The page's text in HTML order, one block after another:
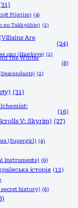
Pilgrim) (4)
no Takkyūbin) (2)
Are
(24)
око (Hawkeye) (2)
the Winter
(8)
(2)
(31)
(16)
V: Skyrim) (27)
(Supergirl) (4)
Instruments) (6)
історія (12)
secret history) (6)